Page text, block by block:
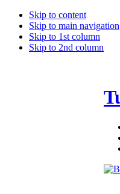
Skip to content
Skip to main navigation
Skip to 1st column
Skip to 2nd column